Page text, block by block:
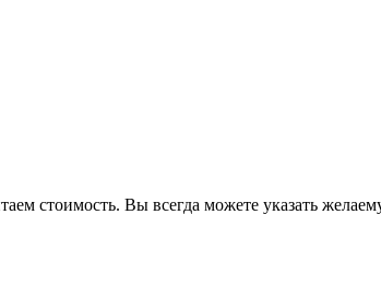
стоимость. Вы всегда можете указать